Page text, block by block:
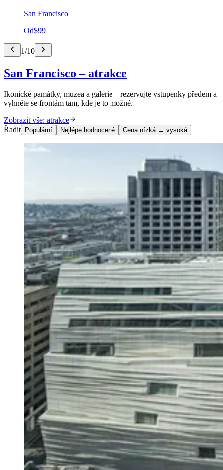
San Francisco
Od$99
1/10
San Francisco – atrakce
Ikonické památky, muzea a galerie – rezervujte vstupenky předem a
vyhněte se frontám tam, kde je to možné.
Zobrazit vše: atrakce
Řadit
Populární Nejlépe hodnocené Cena nízká → vysoká